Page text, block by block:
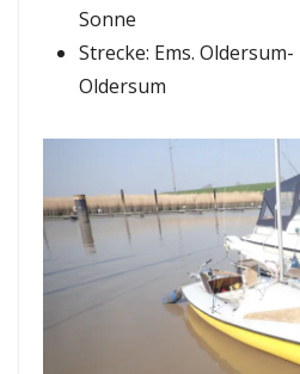
Sonne
Strecke: Ems.
Oldersum